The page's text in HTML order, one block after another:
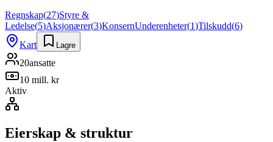
Regnskap(27)Styre &
Ledelse(5)Aksjonærer(3)KonsernUnderenheter(1)Tilskudd(6)
Kart
Lagre
20ansatte
10 mill. kr
Aktiv
Eierskap & struktur